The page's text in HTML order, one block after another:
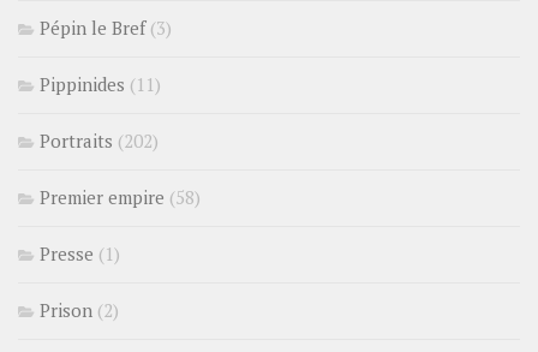
Pépin le Bref(3)
Pippinides (11)
Portraits (202)
Premier empire (58)
Presse (1)
Prison (2)